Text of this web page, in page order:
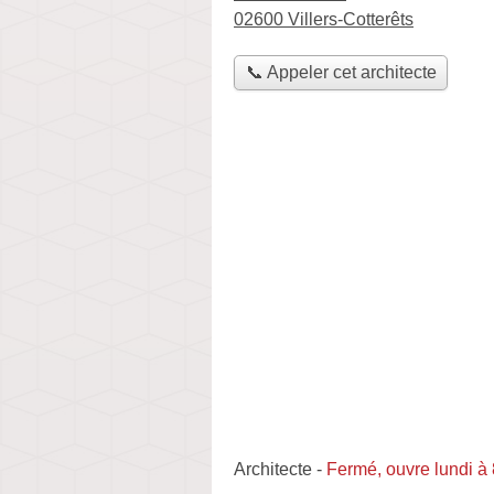
02600 Villers-Cotterêts
📞 Appeler cet architecte
Architecte - Fermé, ouvre lundi à